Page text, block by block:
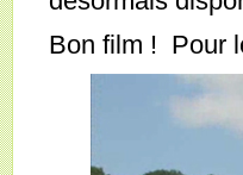
Bon film ! Pour